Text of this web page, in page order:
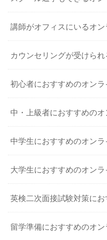
講師がオフィスにいるオ
カウンセリングが受けら
初心者におすすめのオン
中・上級者におすすめの
中学生におすすめのオン
大学生におすすめのオン
英検二次面接試験対策に
留学準備におすすめのオ